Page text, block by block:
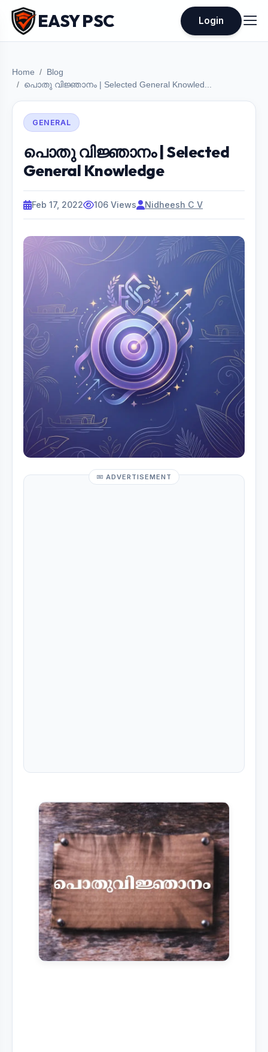
EASY PSC Login
Home
Blog
പൊതു വിജ്ഞാനം | Selected General Knowled...
GENERAL
പൊതു വിജ്ഞാനം | Selected
General Knowledge
Feb 17, 2022 106 Views Nidheesh C V
ADVERTISEMENT